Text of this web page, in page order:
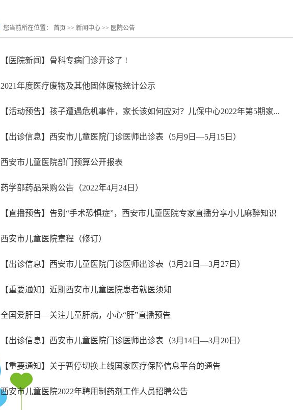
您当前所在位置： 首页 >> 新闻中心 >> 医院公告
【医院新闻】骨科专病门诊开诊了 !
2021年度医疗废物及其他固体废物统计公示
【活动预告】孩子遭遇危机事件，家长该如何应对？儿保中心2022年第5期家...
【出诊信息】西安市儿童医院门诊医师出诊表（5月9日—5月15日）
西安市儿童医院部门预算公开报表
药学部药品采购公告（2022年4月24日）
【直播预告】告别“手术恐惧症”，西安市儿童医院专家直播分享小儿麻醉知识
西安市儿童医院章程（修订）
【出诊信息】西安市儿童医院门诊医师出诊表（3月21日—3月27日）
【重要通知】近期西安市儿童医院患者就医须知
全国爱肝日—关注儿童肝病，小心“肝”直播预告
【出诊信息】西安市儿童医院门诊医师出诊表（3月14日—3月20日）
【重要通知】关于暂停切换上线国家医疗保障信息平台的通告
西安市儿童医院2022年聘用制药剂工作人员招聘公告